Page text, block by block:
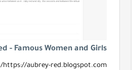
- Famous Women and Girls
https://aubrey-red.blogspot.com/